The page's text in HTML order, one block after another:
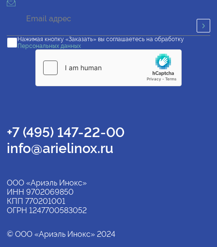
Нажимая кнопку «Заказать» вы соглашаетесь на обработку
Персональных данных
+7 (495) 147-22-00
info@arielinox.ru
ООО «Ариэль Инокс»
ИНН 9702069850
КПП 770201001
ОГРН 1247700583052
© ООО «Ариэль Инокс» 2024